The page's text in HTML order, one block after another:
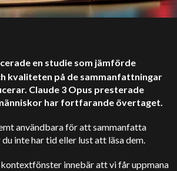
en studie som jämförde
kvaliteten på de sammanfattningar
Claude 3 Opus presterade
har fortfarande övertaget.
användbara för att sammanfatta
inte har tid eller lust att läsa dem.
kontextfönster innebär att vi får uppmana